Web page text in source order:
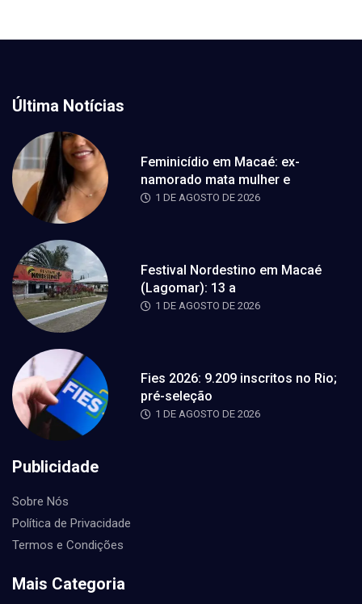
Última Notícias
Feminicídio em Macaé: ex-
namorado mata mulher e
1 DE AGOSTO DE 2026
Festival Nordestino em Macaé
(Lagomar): 13 a
1 DE AGOSTO DE 2026
Fies 2026: 9.209 inscritos no Rio;
pré-seleção
1 DE AGOSTO DE 2026
Publicidade
Sobre Nós
Política de Privacidade
Termos e Condições
Mais Categoria